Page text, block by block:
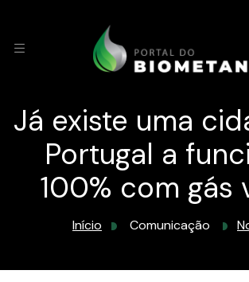
Já existe uma
Portugal a
100% com gás
Início Comunicação